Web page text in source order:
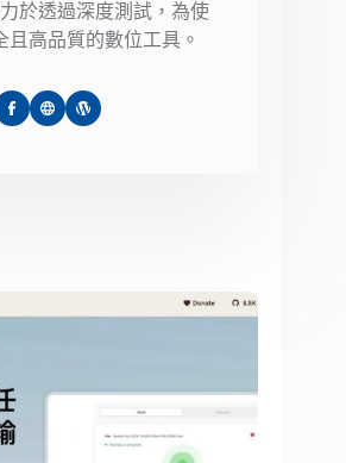
於透過深度測試，為使
且高品質的數位工具。